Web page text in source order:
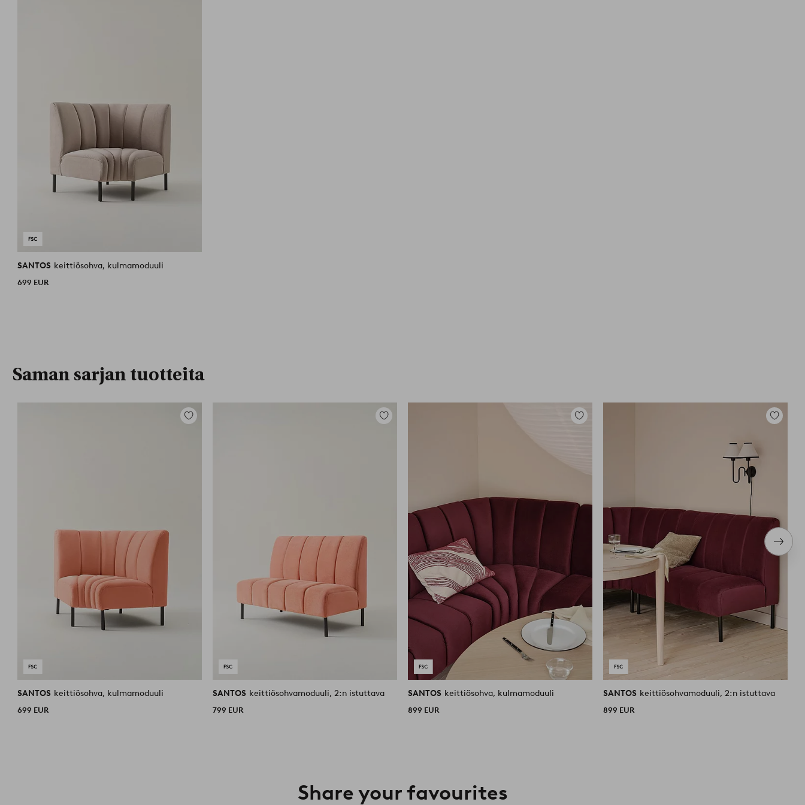
SANTOS keittiösohva, kulmamoduuli
699 EUR
Saman sarjan tuotteita
Lisää
SANTOS keittiösohva, kulmamoduuli
699 EUR
Lisää
SANTOS keittiösohvamoduuli, 2:n istuttava
799 EUR
Lisää
SANTOS keittiösohva, kulmamoduuli
899 EUR
Lisää
SANTOS keittiösohvamoduuli, 2:n istuttava
899 EUR
tuote
Share your favourites